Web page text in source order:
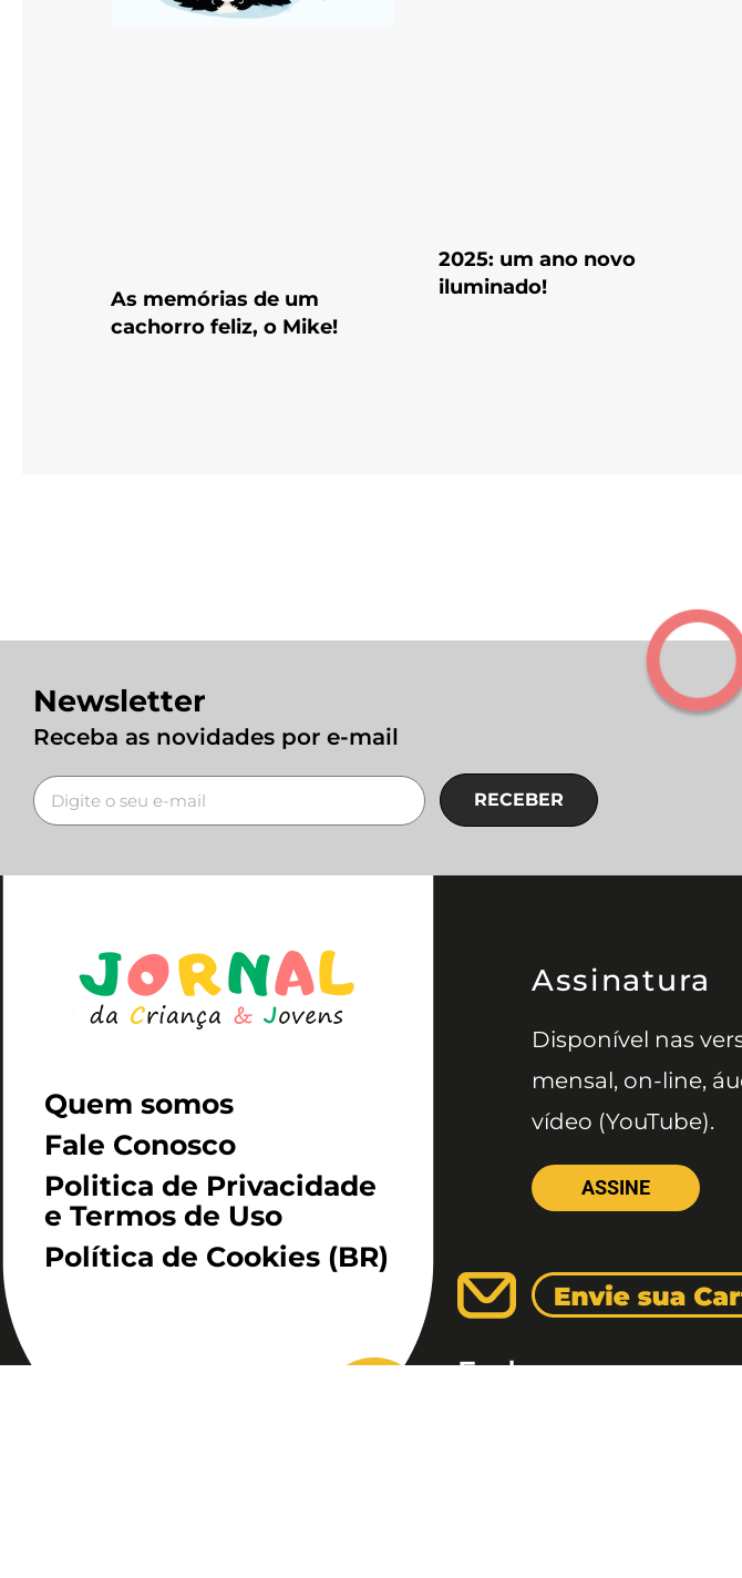
As memórias de um
cachorro feliz, o Mike!
2025: um ano novo
iluminado!
Newsletter
Receba as novidades por e-mail
RECEBER
Quem somos
Fale Conosco
Politica de Privacidade
e Termos de Uso
Política de Cookies (BR)
Assinatura
Disponível nas
mensal, on-line,
vídeo (YouTube).
ASSINE
Endereço